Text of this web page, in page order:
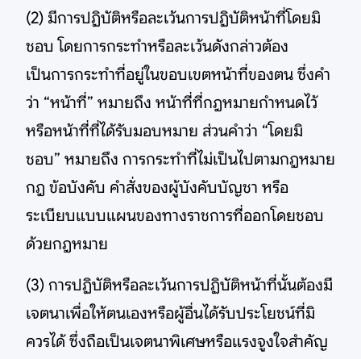
(2) มีการปฏิบัติหรือละเว้นการปฏิบัติหน้าที่โดยมิ
ชอบ โดยการกระทำหรือละเว้นดังกล่าวต้อง
เป็นการกระทำที่อยู่ในขอบเขตหน้าที่ของตน ซึ่งคำ
ว่า “หน้าที่” หมายถึง หน้าที่ที่กฎหมายกำหนดไว้
หรือหน้าที่ที่ได้รับมอบหมาย ส่วนคำว่า “โดยมิ
ชอบ” หมายถึง การกระทำที่ไม่เป็นไปตามกฎหมาย
กฎ ข้อบังคับ คำสั่งของผู้บังคับบัญชา หรือ
ระเบียบแบบแผนของทางราชการที่ออกโดยชอบ
ด้วยกฎหมาย
(3) การปฏิบัติหรือละเว้นการปฏิบัติหน้าที่นั้นต้องมี
เจตนาเพื่อให้ตนเองหรือผู้อื่นได้รับประโยชน์ที่มิ
ควรได้ ซึ่งถือเป็นเจตนาพิเศษหรือแรงจูงใจสำคัญ